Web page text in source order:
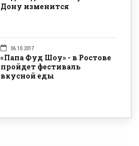
Дону изменится
06.10.2017
«Папа Фуд Шоу» - в Ростове
пройдет фестиваль
вкусной еды